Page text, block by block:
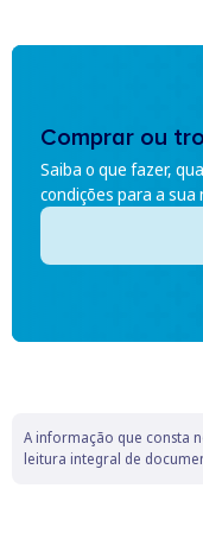
Comprar ou
Saiba o que fazer,
condições para a sua
A informação que consta
leitura integral de